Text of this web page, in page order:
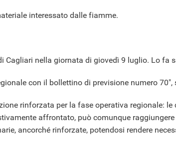
interessato dalle fiamme.
Cagliari nella giornata di giovedì 9 luglio. Lo fa
con il bollettino di previsione numero 70",
rinforzata per la fase operativa regionale:
affrontato, può comunque
ancorché rinforzate, potendosi rendere